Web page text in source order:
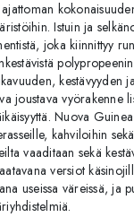
Istuin ja
joka kiinnittyy
kestävyyden
joustava vyörakenne
Nuova
kahviloihin
vaaditaan sekä
versiot
useissa väreissä, ja